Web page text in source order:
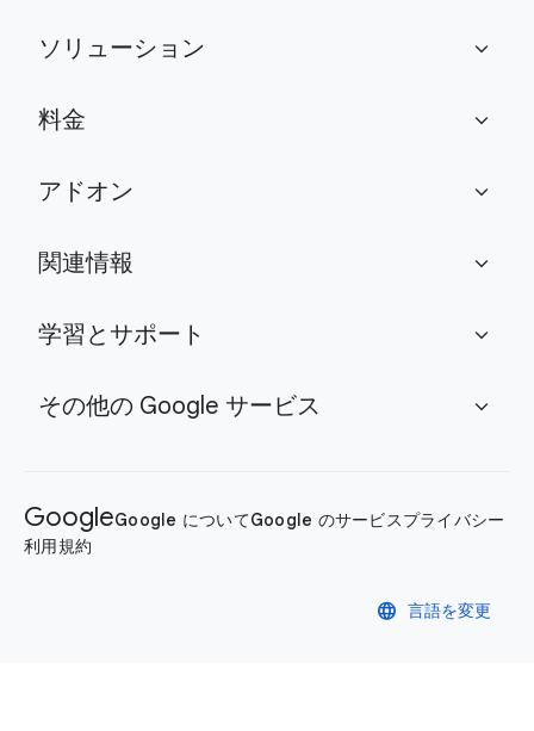
ソリューション expand_more
料金 expand_more
アドオン expand_more
関連情報 expand_more
学習とサポート expand_more
その他の Google サービス expand_more
GoogleGoogle についてGoogle のサービスプライバシー
利用規約
language 言語を変更